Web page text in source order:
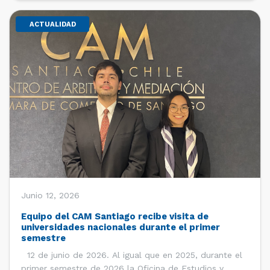
ACTUALIDAD
Junio 12, 2026
Equipo del CAM Santiago recibe visita de
universidades nacionales durante el primer
semestre
12 de junio de 2026. Al igual que en 2025, durante el